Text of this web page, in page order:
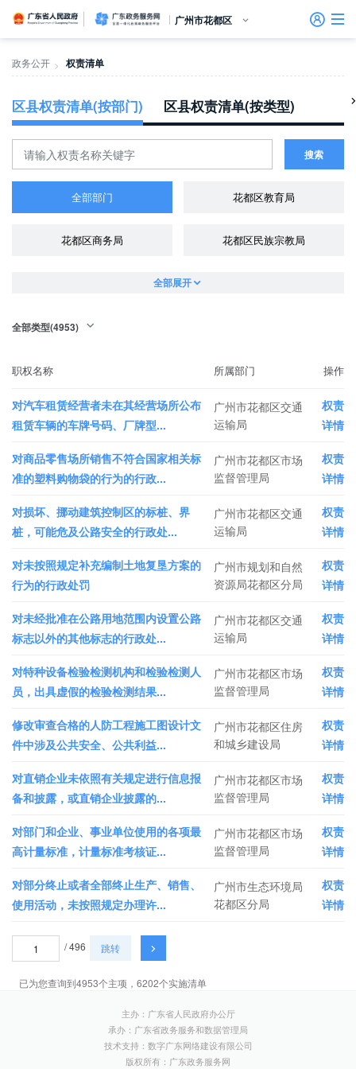
留言信箱
建言献策
信访相关法规
便民服务
百姓论坛
政府热线
网上调查
在线访谈
法律服务
领导信箱
未加载图片
政务微博
网络问政
意见征集
部门信箱
信访常见问题
信件回复
网上举报
公众监督
我要留言
广东省人民政府广东政务服务网
广州市花都区
首页
好差评
政务公开 > 权责清单
区县权责清单(按部门) 区县权责清单(按类型)
搜索
全部部门 花都区教育局
花都区商务局 花都区民族宗教局
全部展开
全部类型(4953)
职权名称 所属部门 操作
对汽车租赁经营者未在其经营场所公布
租赁车辆的车牌号码、厂牌型...
广州市花都区交通
运输局
权责
详情
对商品零售场所销售不符合国家相关标
准的塑料购物袋的行为的行政...
广州市花都区市场
监督管理局
权责
详情
对损坏、挪动建筑控制区的标桩、界
桩，可能危及公路安全的行政处...
广州市花都区交通
运输局
权责
详情
对未按照规定补充编制土地复垦方案的
行为的行政处罚
广州市规划和自然
资源局花都区分局
权责
详情
对未经批准在公路用地范围内设置公路
标志以外的其他标志的行政处...
广州市花都区交通
运输局
权责
详情
对特种设备检验检测机构和检验检测人
员，出具虚假的检验检测结果...
广州市花都区市场
监督管理局
权责
详情
修改审查合格的人防工程施工图设计文
件中涉及公共安全、公共利益...
广州市花都区住房
和城乡建设局
权责
详情
对直销企业未依照有关规定进行信息报
备和披露，或直销企业披露的...
广州市花都区市场
监督管理局
权责
详情
对部门和企业、事业单位使用的各项最
高计量标准，计量标准考核证...
广州市花都区市场
监督管理局
权责
详情
对部分终止或者全部终止生产、销售、
使用活动，未按照规定办理许...
广州市生态环境局
花都区分局
权责
详情
/ 496 跳转
已为您查询到4953个主项，6202个实施清单
主办：广东省人民政府办公厅
承办：广东省政务服务和数据管理局
技术支持：数字广东网络建设有限公司
版权所有：广东政务服务网